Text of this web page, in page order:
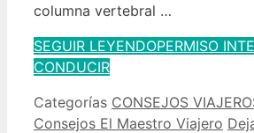
columna vertebral …
SEGUIR LEYENDOPERMISO
CONDUCIR
Categorías CONSEJOS
Consejos El Maestro Viajero